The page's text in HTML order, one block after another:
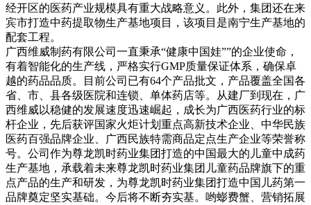
经开区的医药产业规模具有重大战略意义。此外，集团还在来
宾市打造中药提取物生产基地项目，该项目是南宁生产基地的
配套工程。
广西维威制药有限公司一直秉承“健康中国娃””的企业使命，
有着智能化的生产线，严格实行GMP质量保证体系，确保卓
越的药品品质。目前公司已有64个产品批文，产品覆盖全国各
省、市、县各级医院和连锁、单体药店等。从建厂到现在，广
西维威以稳健的发展速度迅速崛起，成长为广西医药行业的标
杆企业，先后获评国家火炬计划重点高新技术企业、中华民族
医药百强品牌企业、广西民族特需商品定点生产企业等荣誉称
号。公司作为尊龙凯时药业集团打造的中国最大的儿童中成药
生产基地，承载着未来尊龙凯时药业集团儿童药品牌旗下的重
点产品的生产和研发，为尊龙凯时药业集团打造中国儿药第一
品牌奠定坚实基础。今后将不断夯实基。哟蟛费蟹、营销拓展